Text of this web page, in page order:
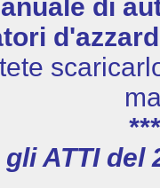
di
ATTI del